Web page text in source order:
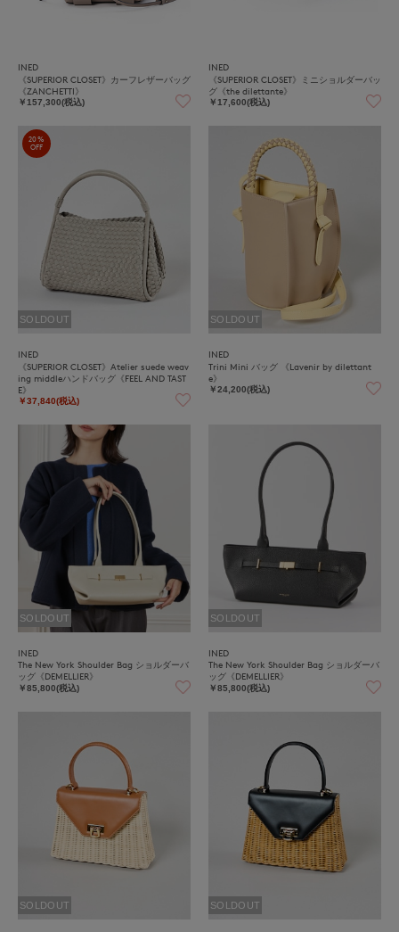
INED
《SUPERIOR CLOSET》カーフレザーバッグ
《ZANCHETTI》
￥157,300(税込)
INED
《SUPERIOR CLOSET》ミニショルダーバッ
グ《the dilettante》
￥17,600(税込)
20%
OFF
SOLDOUT
INED
《SUPERIOR CLOSET》Atelier suede weav
ing middleハンドバッグ《FEEL AND TAST
E》
￥37,840(税込)
SOLDOUT
INED
Trini Mini バッグ 《Lavenir by dilettant
e》
￥24,200(税込)
SOLDOUT
INED
The New York Shoulder Bag ショルダーバ
ッグ《DEMELLIER》
￥85,800(税込)
SOLDOUT
INED
The New York Shoulder Bag ショルダーバ
ッグ《DEMELLIER》
￥85,800(税込)
SOLDOUT SOLDOUT